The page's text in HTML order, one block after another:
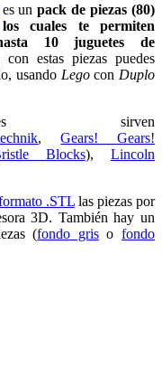
unpack de piezas (80)
cuales te permiten
10 juguetes de
estas piezas puedes
usando Legocon Duplo
sirven
,Gears! Gears!
Blocks),Lincoln
.STLlas piezas por
3D. También hay un
(fondo grisofondo